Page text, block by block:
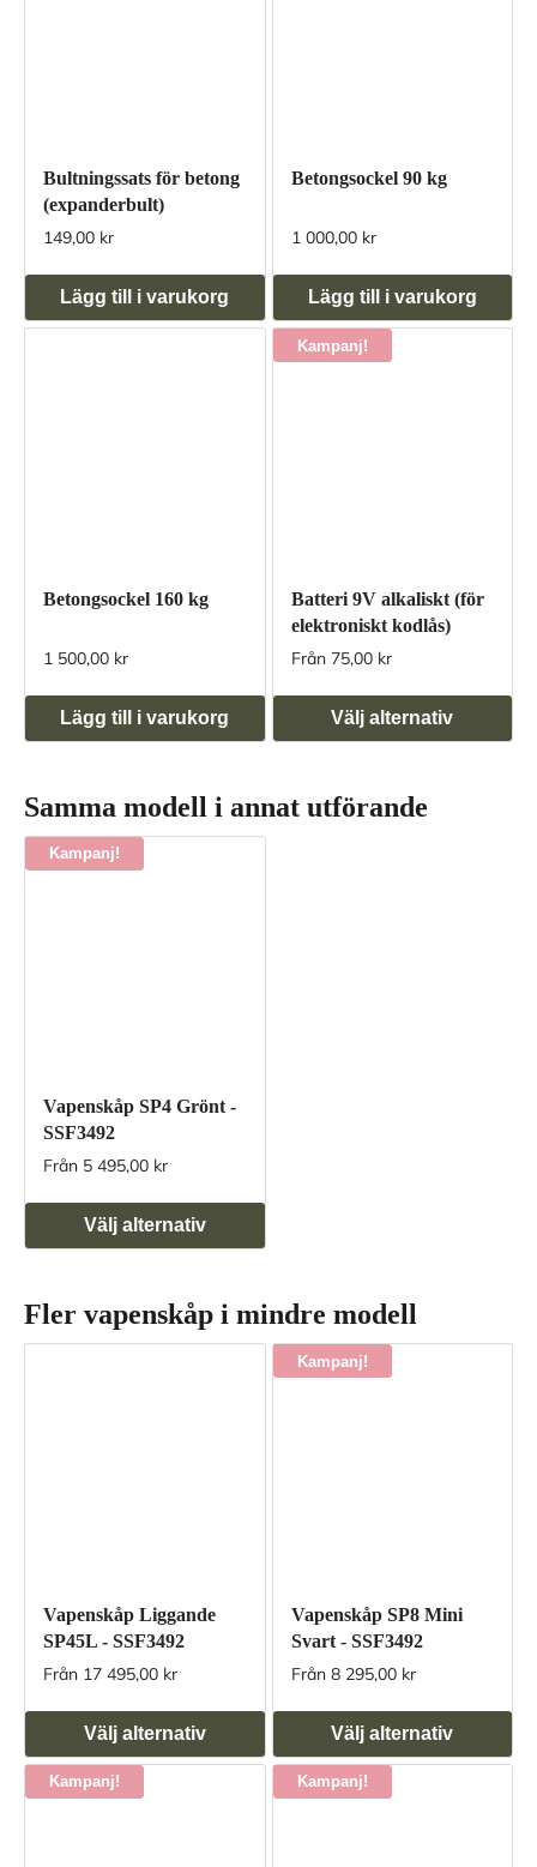
Bultningssats för betong
(expanderbult)
149,00 kr
Lägg till i varukorg
Betongsockel 90 kg
1 000,00 kr
Lägg till i varukorg
Betongsockel 160 kg
1 500,00 kr
Lägg till i varukorg
Kampanj!
Batteri 9V alkaliskt (för
elektroniskt kodlås)
Från 75,00 kr
Välj alternativ
Samma modell i annat utförande
Kampanj!
Vapenskåp SP4 Grönt -
SSF3492
Från 5 495,00 kr
Välj alternativ
Fler vapenskåp i mindre modell
Vapenskåp Liggande
SP45L - SSF3492
Från 17 495,00 kr
Välj alternativ
Kampanj!
Vapenskåp SP8 Mini
Svart - SSF3492
Från 8 295,00 kr
Välj alternativ
Kampanj! Kampanj!